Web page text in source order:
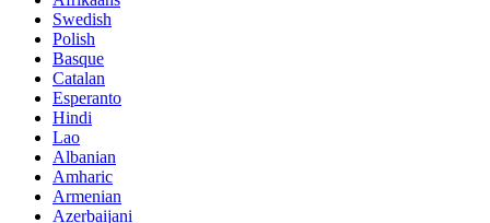
Swedish
Polish
Basque
Catalan
Esperanto
Hindi
Lao
Albanian
Amharic
Armenian
Azerbaijani